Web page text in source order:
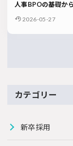
人事BPOの基礎か
2026-05-27
カテゴリー
新卒採用